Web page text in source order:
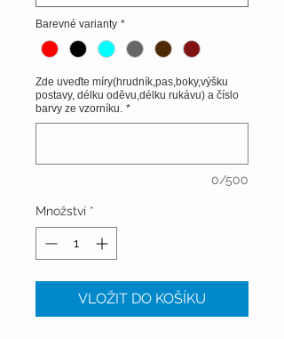
Barevné varianty *
Zde uveďte míry(hrudník,pas,boky,výšku
postavy, délku oděvu,délku rukávu) a číslo
barvy ze vzorníku. *
0/500
Množství *
VLOŽIT DO KOŠÍKU